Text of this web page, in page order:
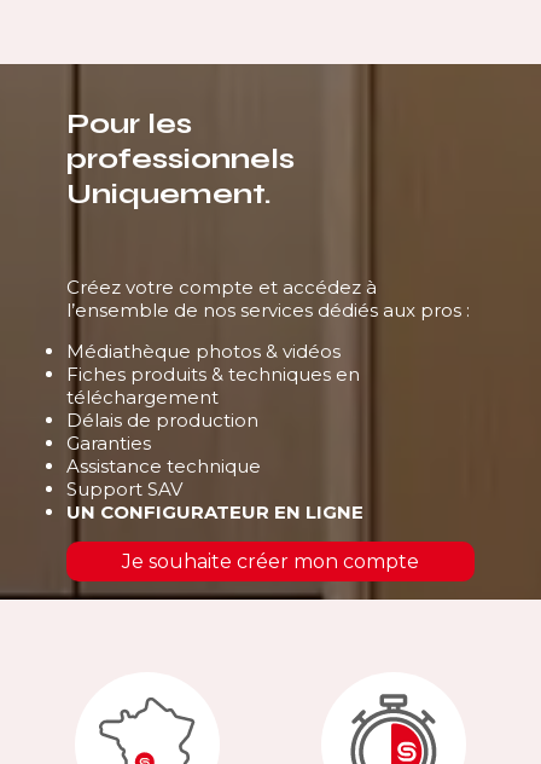
Pour les
professionnels
Uniquement.
Créez votre compte et accédez à
l’ensemble de nos services dédiés aux pros :
Médiathèque photos & vidéos
Fiches produits & techniques en
téléchargement
Délais de production
Garanties
Assistance technique
Support SAV
UN CONFIGURATEUR EN LIGNE
Je souhaite créer mon compte